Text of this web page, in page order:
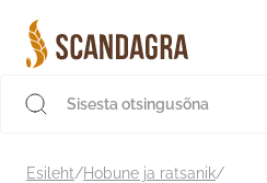
sisu
juurde
Esileht/Hobune ja ratsanik/